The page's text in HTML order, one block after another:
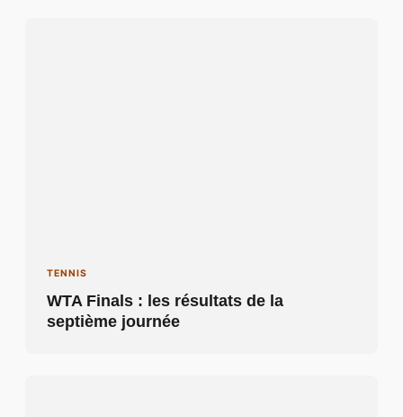
TENNIS
WTA Finals : les résultats de la
septième journée